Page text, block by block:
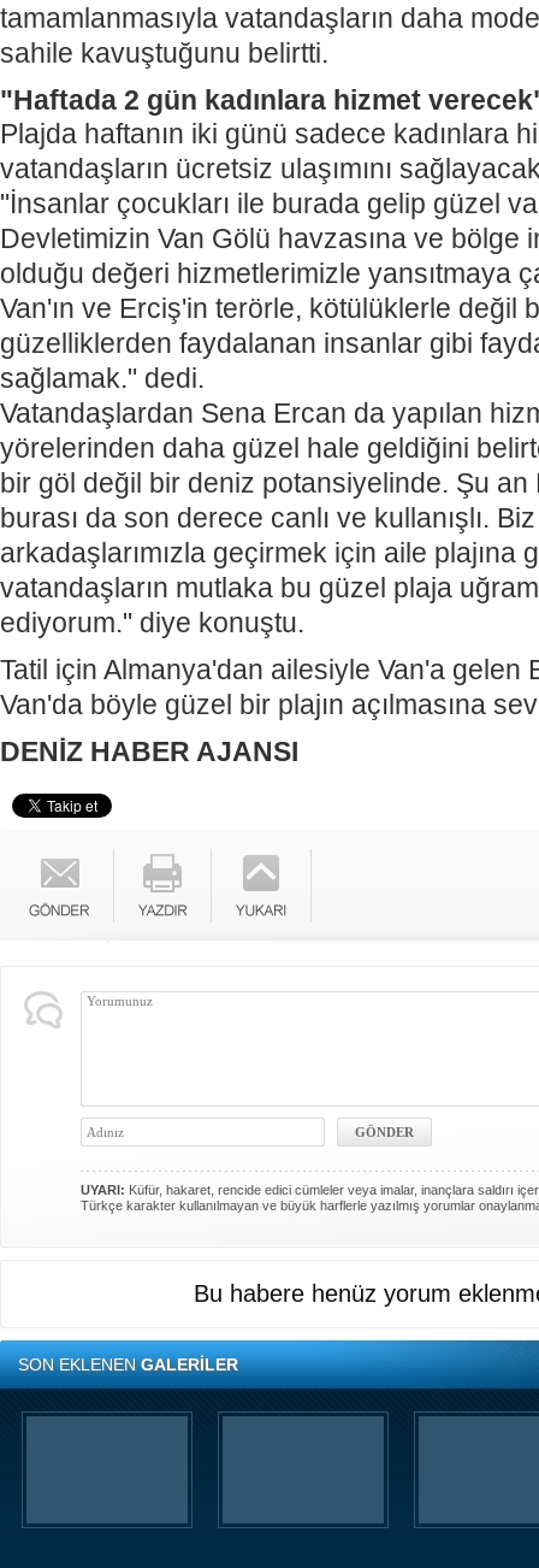
tamamlanmasıyla vatandaşların daha
sahile kavuştuğunu belirtti.
"Haftada 2 gün kadınlara hizmet
Plajda haftanın iki günü sadece kadınlara
vatandaşların ücretsiz ulaşımını
"İnsanlar çocukları ile burada gelip güzel
Devletimizin Van Gölü havzasına ve bölge
olduğu değeri hizmetlerimizle yansıtmaya
Van'ın ve Erciş'in terörle, kötülüklerle değil
güzelliklerden faydalanan insanlar gibi
sağlamak." dedi.
Vatandaşlardan Sena Ercan da yapılan
yörelerinden daha güzel hale geldiğini
bir göl değil bir deniz potansiyelinde. Şu an
burası da son derece canlı ve kullanışlı.
arkadaşlarımızla geçirmek için aile plajına
vatandaşların mutlaka bu güzel plaja
ediyorum." diye konuştu.
Tatil için Almanya'dan ailesiyle Van'a gelen
Van'da böyle güzel bir plajın açılmasına
DENİZ HABER AJANSI
UYARI: Küfür, hakaret, rencide edici cümleler veya imalar, inançlara saldırı
Türkçe karakter kullanılmayan ve büyük harflerle yazılmış yorumlar
Bu habere henüz yorum
SON EKLENENGALERİLER